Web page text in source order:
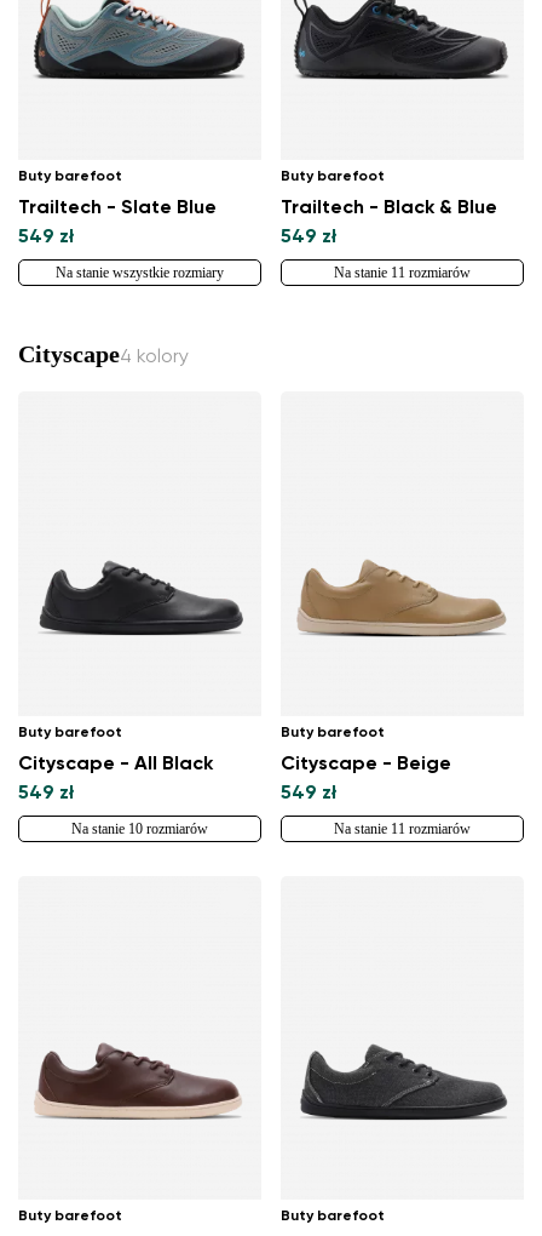
Zmień region
Wybierz kraj dostawy
Buty barefoot
Trailtech - Slate Blue
549 zł
Na stanie wszystkie rozmiary
Buty barefoot
Trailtech - Black & Blue
549 zł
Na stanie 11 rozmiarów
Cityscape4 kolory
Buty barefoot
Cityscape - All Black
549 zł
Na stanie 10 rozmiarów
Buty barefoot
Cityscape - Beige
549 zł
Na stanie 11 rozmiarów
Buty barefoot Buty barefoot